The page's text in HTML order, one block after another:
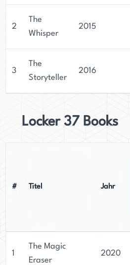
nachdenkliche Erzählungen
ihn zu einer beliebten Figur in
Jugendliteratur.
2
The
Whisper
2015
3
The
Storyteller
2016
Locker 37 Books
# Titel Jahr
1
The Magic
Eraser
2020